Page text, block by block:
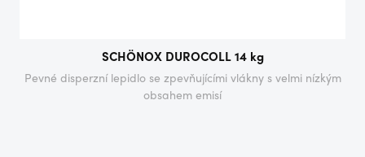
SCHÖNOX DUROCOLL 14 kg
Pevné disperzní lepidlo se zpevňujícími vlákny s velmi nízkým
obsahem emisí